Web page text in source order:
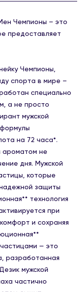
Чемпионы – это
предоставляет
Чемпионы,
спорта в мире –
специально
а не просто
мужской
на 72 часа*.
ароматом не
дня. Мужской
которые
защиты
технология
при
и сохраняя
— это
разработанная
мужской
частично